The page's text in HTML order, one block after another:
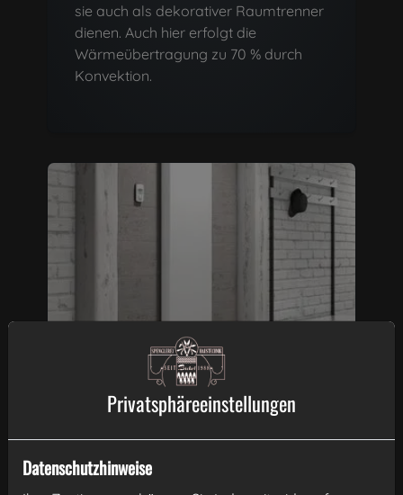
sie auch als dekorativer Raumtrenner
dienen. Auch hier erfolgt die
Wärmeübertragung zu 70 % durch
Konvektion.
Plattenheizkörper
Der beliebteste und flexibelste
Heizkörper, da er in vielen Formen
und Designs verfügbar ist. Je nach
Bauweise finden 50–70 % der
Privatsphäre­einstellungen
Datenschutzhinweise